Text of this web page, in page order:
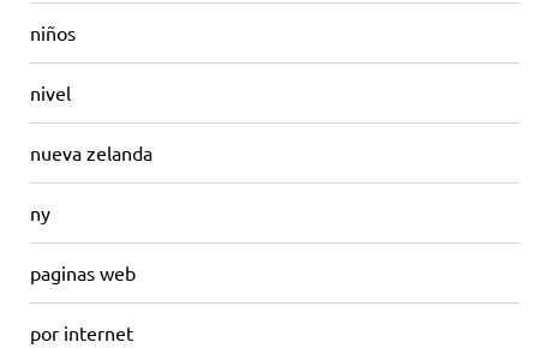
niños
nivel
nueva zelanda
ny
paginas web
por internet